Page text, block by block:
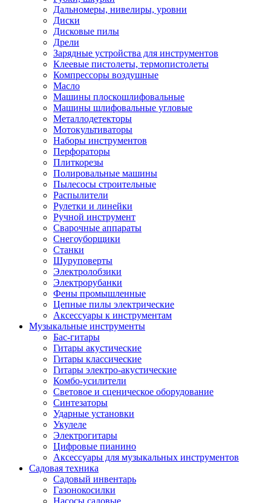
Дальномеры, нивелиры, уровни
Диски
Дисковые пилы
Дрели
Зарядные устройства для инструментов
Клеевые пистолеты, термопистолеты
Компрессоры воздушные
Масло
Машины плоскошлифовальные
Машины шлифовальные угловые
Металлодетекторы
Мотокультиваторы
Наборы инструментов
Перфораторы
Плиткорезы
Полировальные машины
Пылесосы строительные
Распылители
Рулетки и линейки
Ручной инструмент
Сварочные аппараты
Снегоуборщики
Станки
Шуруповерты
Электролобзики
Электрорубанки
Фены промышленные
Цепные пилы электрические
Аксессуары к инструментам
Музыкальные инструменты
Бас-гитары
Гитары акустические
Гитары классические
Гитары электро-акустические
Комбо-усилители
Световое и сценическое оборудование
Синтезаторы
Ударные установки
Укулеле
Электрогитары
Цифровые пианино
Аксессуары для музыкальных инструментов
Садовая техника
Садовый инвентарь
Газонокосилки
Насосы садовые